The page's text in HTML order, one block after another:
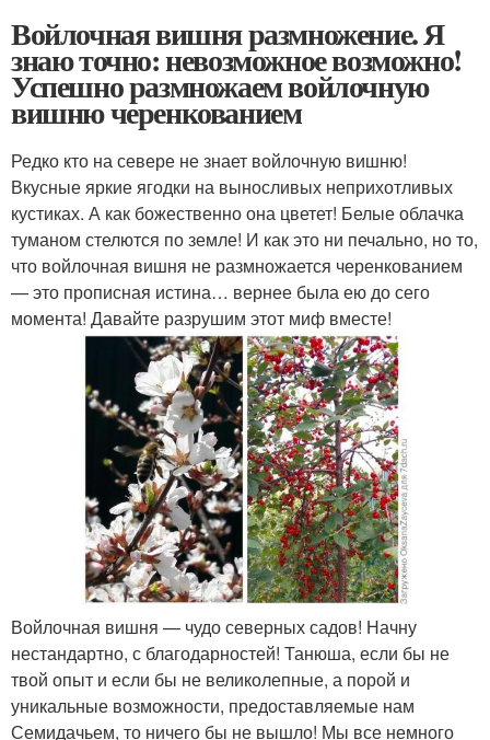
Войлочная вишня размножение. Я
знаю точно: невозможное возможно!
Успешно размножаем войлочную
вишню черенкованием
Редко кто на севере не знает войлочную вишню!
Вкусные яркие ягодки на выносливых неприхотливых
кустиках. А как божественно она цветет! Белые облачка
туманом стелются по земле! И как это ни печально, но то,
что войлочная вишня не размножается черенкованием
— это прописная истина… вернее была ею до сего
момента! Давайте разрушим этот миф вместе!
Войлочная вишня — чудо северных садов! Начну
нестандартно, с благодарностей! Танюша, если бы не
твой опыт и если бы не великолепные, а порой и
уникальные возможности, предоставляемые нам
Семидачьем, то ничего бы не вышло! Мы все немного